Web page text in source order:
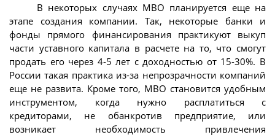
В некоторых случаях MBO планируется еще на
этапе создания компании. Так, некоторые банки и
фонды прямого финансирования практикуют выкуп
части уставного капитала в расчете на то, что смогут
продать его через 4-5 лет с доходностью от 15-30%. В
России такая практика из-за непрозрачности компаний
еще не развита. Кроме того, МВО становится удобным
инструментом, когда нужно расплатиться с
кредиторами, не обанкротив предприятие, или
возникает необходимость привлечения